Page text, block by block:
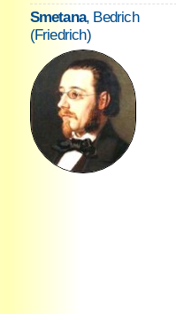
Smetana, Bedrich
(Friedrich)